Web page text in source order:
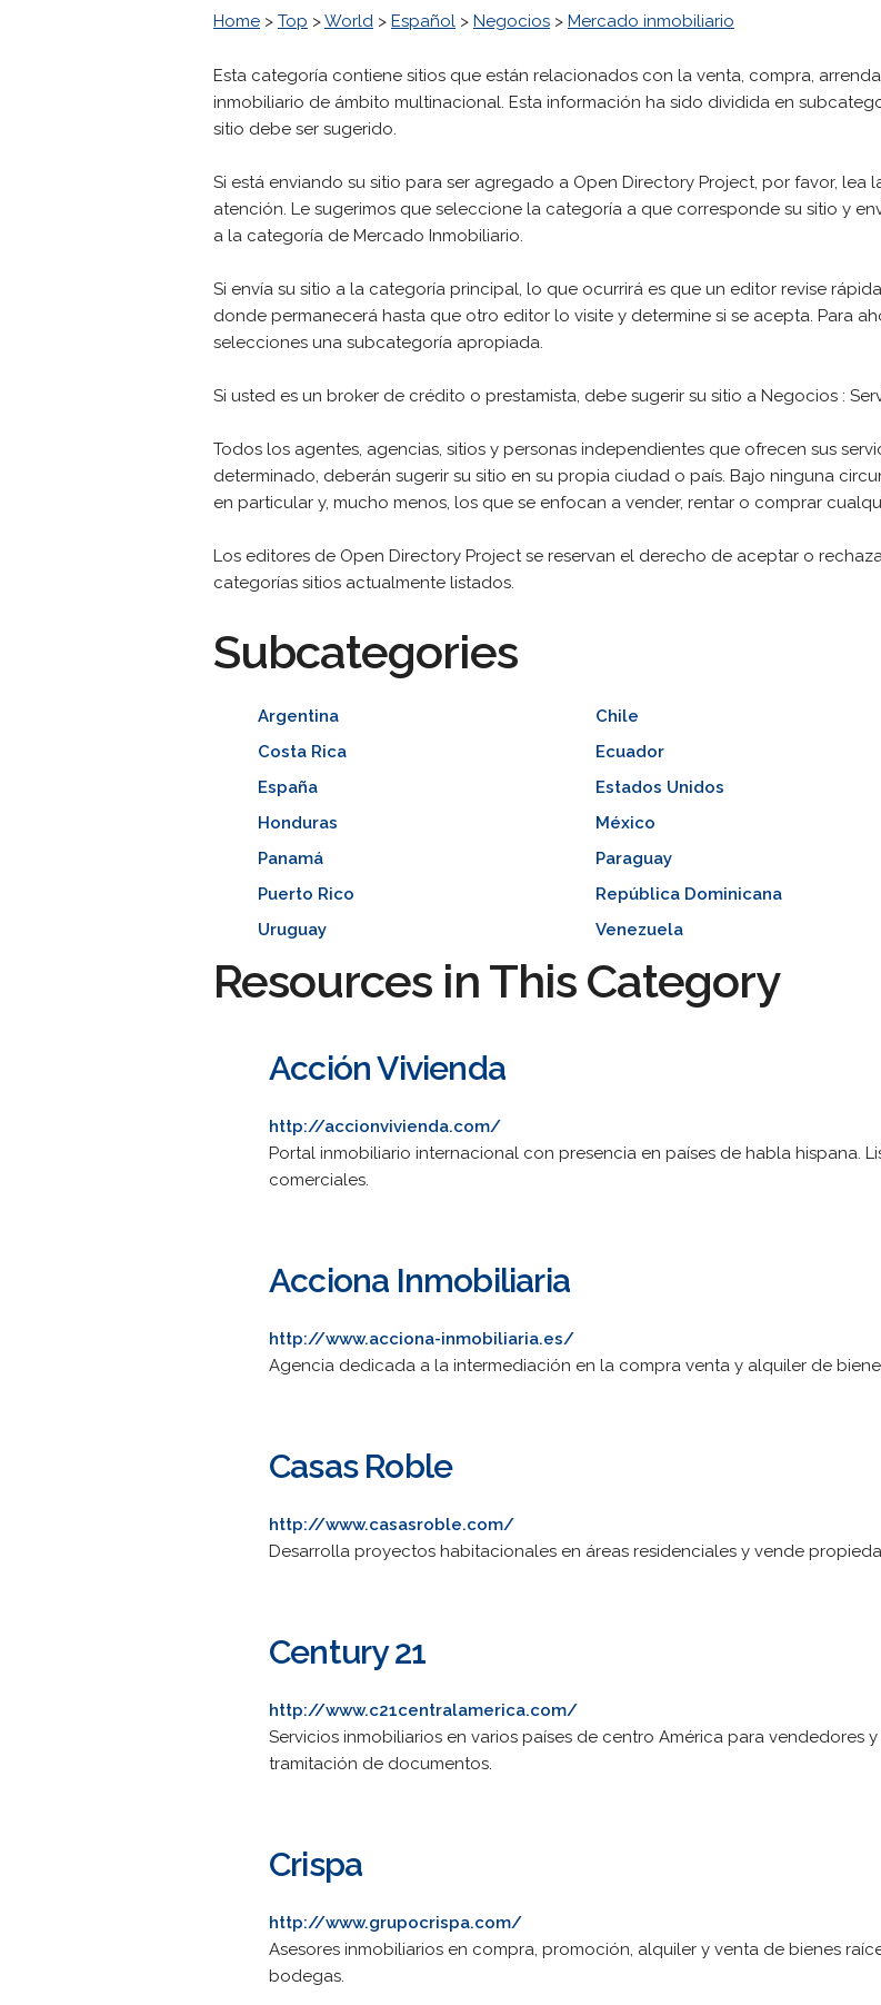
Home > Top >World > Español > Negocios > Mercado inmobiliario
Esta categoría contiene sitios que están relacionados con la venta, compra,
inmobiliario de ámbito multinacional. Esta información ha sido dividida en
sitio debe ser sugerido.
Si está enviando su sitio para ser agregado a Open Directory Project, por favor,
atención. Le sugerimos que seleccione la categoría a que corresponde su sitio y
a la categoría de Mercado Inmobiliario.
Si envía su sitio a la categoría principal, lo que ocurrirá es que un editor revise
donde permanecerá hasta que otro editor lo visite y determine si se acepta. Para
selecciones una subcategoría apropiada.
Si usted es un broker de crédito o prestamista, debe sugerir su sitio a Negocios :
Todos los agentes, agencias, sitios y personas independientes que ofrecen sus
determinado, deberán sugerir su sitio en su propia ciudad o país. Bajo ninguna
en particular y, mucho menos, los que se enfocan a vender, rentar o comprar
Los editores de Open Directory Project se reservan el derecho de aceptar o
categorías sitios actualmente listados.
Subcategories
Argentina Chile
Costa Rica
Ecuador
España
Estados Unidos
Honduras
México
Panamá
Paraguay
Puerto Rico
República Dominicana
Uruguay
Venezuela
Resources in This Category
Acción Vivienda
http://accionvivienda.com/
Portal inmobiliario internacional con presencia en países de habla hispana.
comerciales.
Acciona Inmobiliaria
http://www.acciona-inmobiliaria.es/
Agencia dedicada a la intermediación en la compra venta y alquiler de
Casas Roble
http://www.casasroble.com/
Desarrolla proyectos habitacionales en áreas residenciales y vende
Century 21
http://www.c21centralamerica.com/
Servicios inmobiliarios en varios países de centro América para vendedores
tramitación de documentos.
Crispa
http://www.grupocrispa.com/
Asesores inmobiliarios en compra, promoción, alquiler y venta de bienes
bodegas.